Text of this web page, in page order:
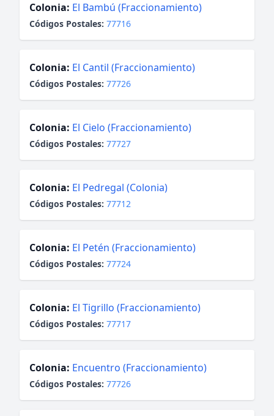
Colonia: El Bambú (Fraccionamiento)
Códigos Postales: 77716
Colonia: El Cantil (Fraccionamiento)
Códigos Postales: 77726
Colonia: El Cielo (Fraccionamiento)
Códigos Postales: 77727
Colonia: El Pedregal (Colonia)
Códigos Postales: 77712
Colonia: El Petén (Fraccionamiento)
Códigos Postales: 77724
Colonia: El Tigrillo (Fraccionamiento)
Códigos Postales: 77717
Colonia: Encuentro (Fraccionamiento)
Códigos Postales: 77726